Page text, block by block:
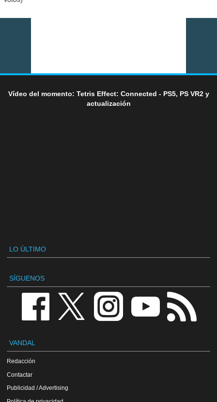
Vídeo del momento: Tetris Effect: Connected - PS5, PS VR2 y
actualización
LO ÚLTIMO
SÍGUENOS
VANDAL
Redacción
Contactar
Publicidad / Advertising